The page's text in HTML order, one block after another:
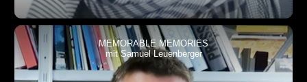
MEMORABLE MEMORIES
mit Samuel Leuenberger